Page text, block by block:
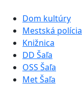
Dom kultúry
Mestská polícia
Knižnica
DD Šaľa
OSS Šaľa
Met Šaľa